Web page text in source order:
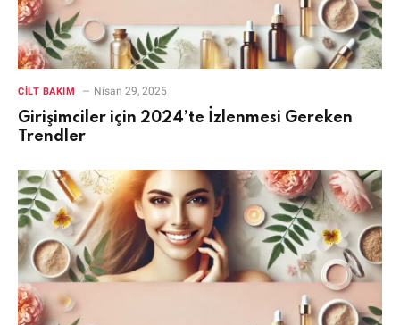
CILT BAKIM Nisan 29, 2025
Girişimciler için 2024’te İzlenmesi Gereken
Trendler